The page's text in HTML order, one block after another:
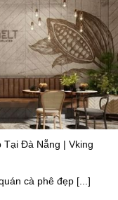
Đà Nẵng | Vking
cà phê đẹp [...]